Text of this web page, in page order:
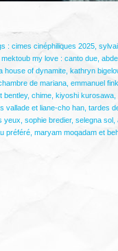
: cimes cinéphiliques 2025,
mektoub my love : canto due,
house of dynamite, kathryn
de mariana, emmanuel
bentley, chime, kiyoshi kurosawa,
vallade et liane-cho han, tardes
yeux sophie bredier, selegna sol,
préféré, maryam moqadam et